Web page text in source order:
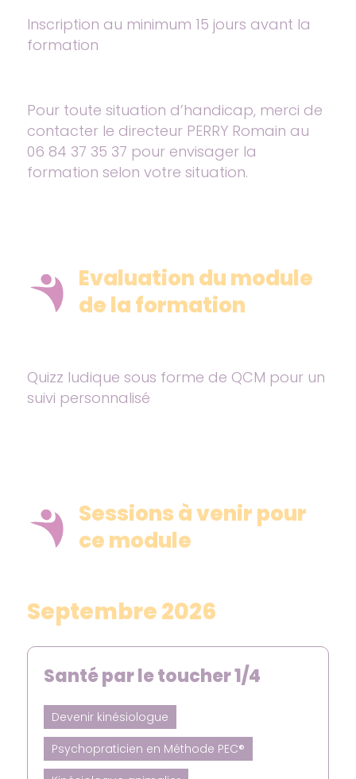
Inscription au minimum 15 jours avant la
formation
Pour toute situation d’handicap, merci de
contacter le directeur PERRY Romain au
06 84 37 35 37 pour envisager la
formation selon votre situation.
Evaluation du module
de la formation
Quizz ludique sous forme de QCM pour un
suivi personnalisé
Sessions à venir pour
ce module
Septembre 2026
Santé par le toucher 1/4
Devenir kinésiologue
Psychopraticien en Méthode PEC®